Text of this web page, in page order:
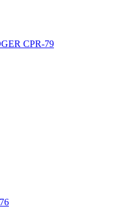
CPR-79